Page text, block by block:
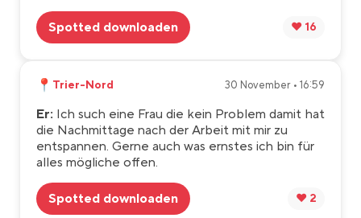
Spotted downloaden ❤️ 16
📍 Trier-Nord 30 November • 16:59
Er: Ich such eine Frau die kein Problem damit hat
die Nachmittage nach der Arbeit mit mir zu
entspannen. Gerne auch was ernstes ich bin für
alles mögliche offen.
Spotted downloaden ❤️ 2